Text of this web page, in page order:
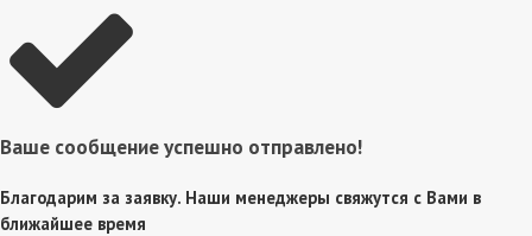
Ваше сообщение успешно отправлено!
Благодарим за заявку. Наши менеджеры свяжутся с Вами в
ближайшее время